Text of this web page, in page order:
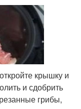
крышку и
и сдобрить
грибы,